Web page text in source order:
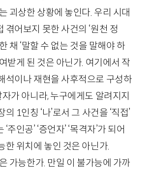
괴상한 상황에 놓인다. 우리 시대
겪어보지 못한 사건의 ‘원천 정
채 ‘말할 수 없는 것을 말해야 하
받게 된 것은 아닌가. 여기에서 작
석이나 재현을 사후적으로 구성하
가 아니라, 누구에게도 알려지지
의 1인칭 ‘나’로서 그 사건을 ‘직접’
주인공’ ‘증언자’ ‘목격자’가 되어
한 위치에 놓인 것은 아닌가.
가능한가. 만일 이 불가능에 가까